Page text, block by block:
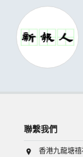
聯繫我們
香港九龍塘